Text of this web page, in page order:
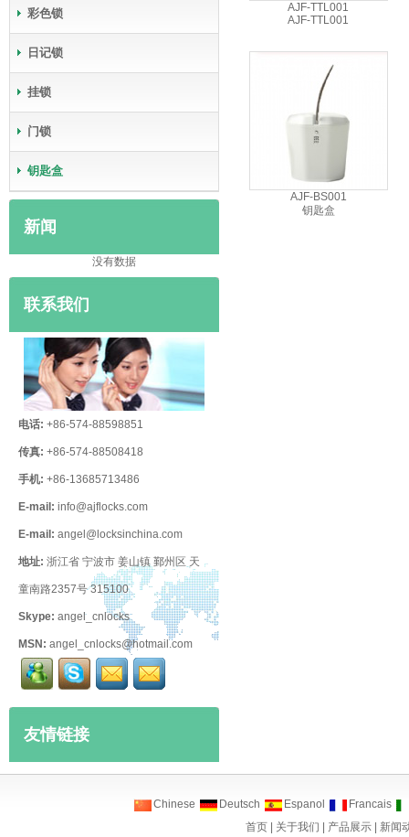
彩色锁
日记锁
挂锁
门锁
钥匙盒
新闻
没有数据
联系我们
电话: +86-574-88598851
传真: +86-574-88508418
手机: +86-13685713486
E-mail: info@ajflocks.com
E-mail: angel@locksinchina.com
地址: 浙江省 宁波市 姜山镇 鄞州区 天
童南路2357号 315100
Skype: angel_cnlocks
MSN: angel_cnlocks@hotmail.com
友情链接
AJF-TTL001
AJF-TTL001
AJF-BS001
钥匙盒
Chinese Deutsch Espanol
Francais
首页
关于我们 产品展示 新闻